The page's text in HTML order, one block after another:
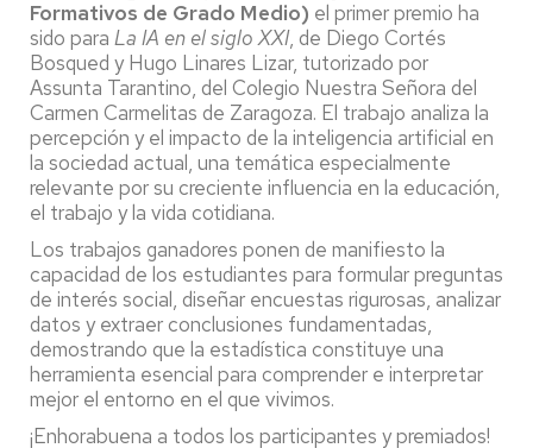
Formativos de Grado Medio) el primer premio ha
sido para La IA en el siglo XXI, de Diego Cortés
Bosqued y Hugo Linares Lizar, tutorizado por
Assunta Tarantino, del Colegio Nuestra Señora del
Carmen Carmelitas de Zaragoza. El trabajo analiza la
percepción y el impacto de la inteligencia artificial en
la sociedad actual, una temática especialmente
relevante por su creciente influencia en la educación,
el trabajo y la vida cotidiana.
Los trabajos ganadores ponen de manifiesto la
capacidad de los estudiantes para formular preguntas
de interés social, diseñar encuestas rigurosas, analizar
datos y extraer conclusiones fundamentadas,
demostrando que la estadística constituye una
herramienta esencial para comprender e interpretar
mejor el entorno en el que vivimos.
¡Enhorabuena a todos los participantes y premiados!